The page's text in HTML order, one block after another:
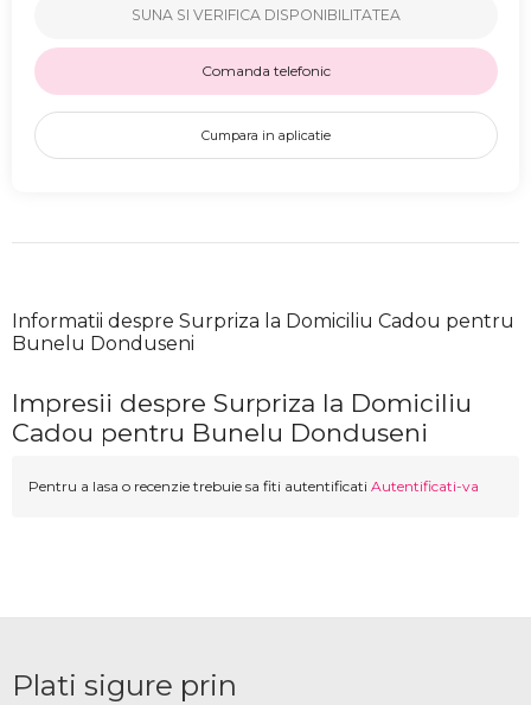
SUNA SI VERIFICA DISPONIBILITATEA
Comanda telefonic
Cumpara in aplicatie
Informatii despre Surpriza la Domiciliu Cadou pentru
Bunelu Donduseni
Impresii despre Surpriza la Domiciliu
Cadou pentru Bunelu Donduseni
Pentru a lasa o recenzie trebuie sa fiti autentificati Autentificati-va
Plati sigure prin